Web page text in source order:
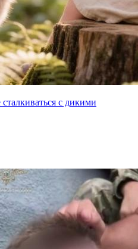
с дикими